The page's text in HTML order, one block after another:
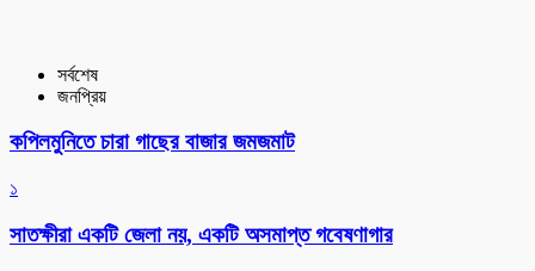
সর্বশেষ
জনপ্রিয়
কপিলমুনিতে চারা গাছের বাজার জমজমাট
১
সাতক্ষীরা একটি জেলা নয়, একটি অসমাপ্ত গবেষণাগার